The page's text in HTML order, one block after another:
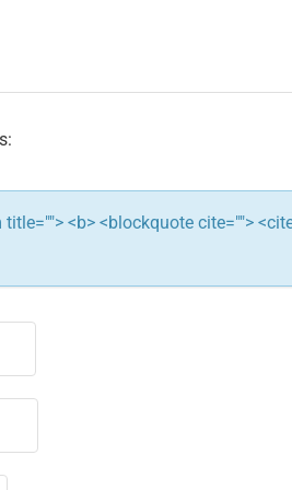
<b> <blockquote cite="">